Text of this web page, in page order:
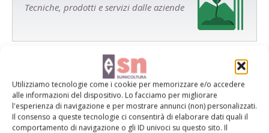
Utilizziamo tecnologie come i cookie per memorizzare e/o accedere
alle informazioni del dispositivo. Lo facciamo per migliorare
l'esperienza di navigazione e per mostrare annunci (non) personalizzati.
Il consenso a queste tecnologie ci consentirà di elaborare dati quali il
comportamento di navigazione o gli ID univoci su questo sito. Il
Tecniche, prodotti e servizi dalle aziende
Catalogo Aziende e Prodotti